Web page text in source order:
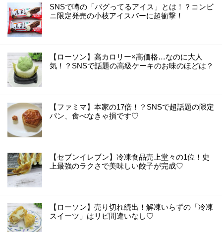
SNSで噂の「バグってるアイス」とは！？コンビ
ニ限定発売の小枝アイスバーに超衝撃！
【ローソン】高カロリー×高価格…なのに大人
気！？SNSで話題の高級ケーキのお味のほどは？
【ファミマ】本家の17倍！？SNSで超話題の限定
パン、食べなきゃ損です♡
【セブンイレブン】冷凍食品売上堂々の1位！史
上最強のラクさで美味しい餃子が完成♡
【ローソン】売り切れ続出！解凍いらずの「冷凍
スイーツ」はリピ間違いなし♡